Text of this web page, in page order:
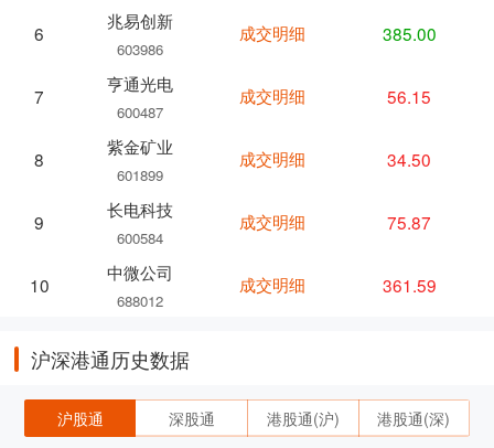
6
兆易创新
603986
7
亨通光电
600487
8
紫金矿业
601899
9
长电科技
600584
10
中微公司
688012
成交明细 385.00
成交明细 56.15
成交明细 34.50
成交明细 75.87
成交明细 361.59
沪深港通历史数据
沪股通 深股通 港股通(沪) 港股通(深)